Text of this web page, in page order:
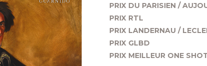
PRIX DU PARISIEN /
PRIX RTL
PRIX LANDERNAU /
PRIX GLBD
PRIX MEILLEUR ONE